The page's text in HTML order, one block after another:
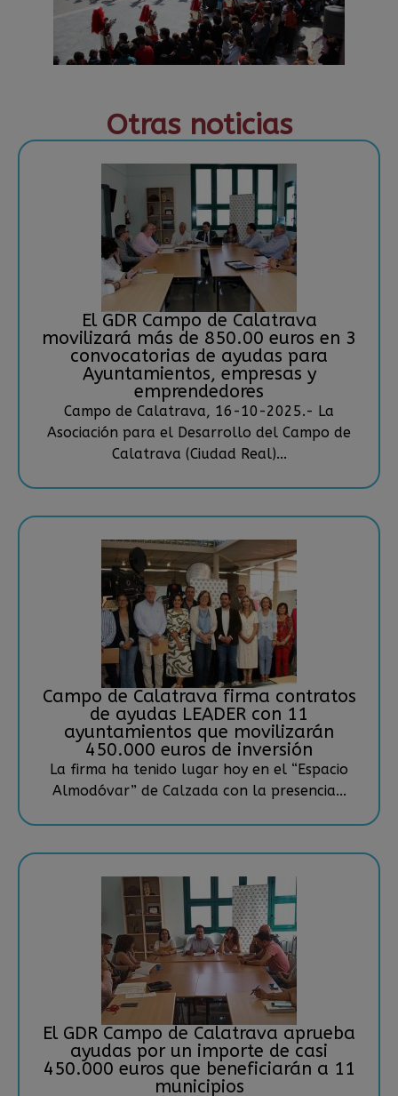
Otras noticias
El GDR Campo de Calatrava
movilizará más de 850.00 euros en 3
convocatorias de ayudas para
Ayuntamientos, empresas y
emprendedores
Campo de Calatrava, 16-10-2025.- La
Asociación para el Desarrollo del Campo de
Calatrava (Ciudad Real)...
Campo de Calatrava firma contratos
de ayudas LEADER con 11
ayuntamientos que movilizarán
450.000 euros de inversión
La firma ha tenido lugar hoy en el “Espacio
Almodóvar” de Calzada con la presencia...
El GDR Campo de Calatrava aprueba
ayudas por un importe de casi
450.000 euros que beneficiarán a 11
municipios